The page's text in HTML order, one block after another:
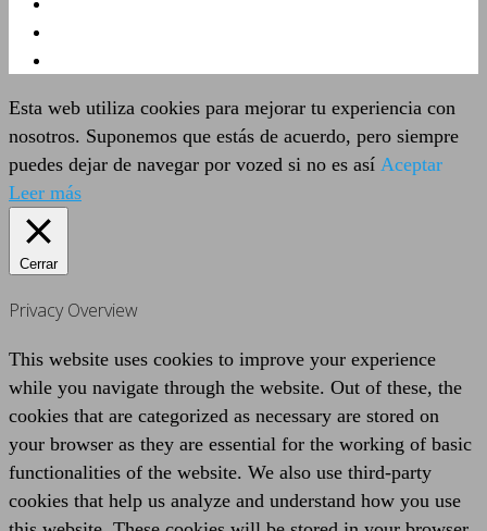
Esta web utiliza cookies para mejorar tu experiencia con
nosotros. Suponemos que estás de acuerdo, pero siempre
puedes dejar de navegar por vozed si no es así Aceptar
Leer más
Cerrar
Privacy Overview
This website uses cookies to improve your experience
while you navigate through the website. Out of these, the
cookies that are categorized as necessary are stored on
your browser as they are essential for the working of basic
functionalities of the website. We also use third-party
cookies that help us analyze and understand how you use